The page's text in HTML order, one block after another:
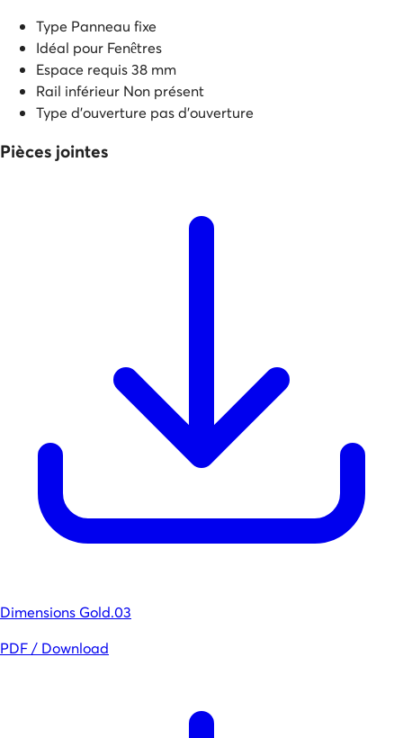
Type Panneau fixe
Idéal pour Fenêtres
Espace requis38 mm
Rail inférieur Non présent
Type d'ouverture pas d’ouverture
Pièces jointes
Dimensions Gold.03
PDF / Download